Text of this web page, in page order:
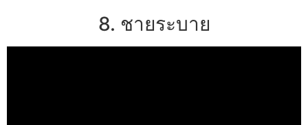
8. ชายระบาย